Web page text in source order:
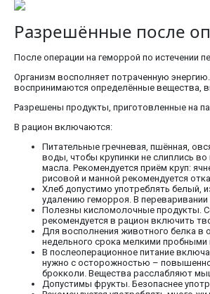
Разрешённые после
После операции на геморрой по истечении
Организм восполняет потраченную
воспринимаются определённые вещества,
Разрешены продукты, приготовленные на
В рацион включаются:
Питательные гречневая, пшённая,
воды, чтобы крупинки не слиплись
масла. Рекомендуется приём круп:
рисовой и манной рекомендуется
Хлеб допустимо употреблять белый,
удалению геморроя. В переваривании
Полезны кисломолочные продукты.
рекомендуется в рацион включить
Для восполнения животного белка в
недельного срока мелкими пробными
В послеоперационное питание
нужно с осторожностью –
брокколи. Вещества расслабляют
Допустимы фрукты. Безопаснее